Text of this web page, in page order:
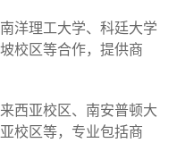
洋理工大学、科廷大学
校区等合作，提供商
西亚校区、南安普顿大
校区等，专业包括商